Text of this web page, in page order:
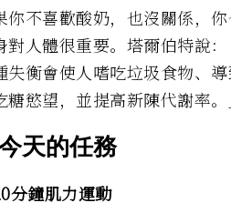
你不喜歡酸奶，也沒關係，
對人體很重要。塔爾伯特說
失衡會使人嗜吃垃圾食物、
糖慾望，並提高新陳代謝率。
天的任務
分鐘肌力運動